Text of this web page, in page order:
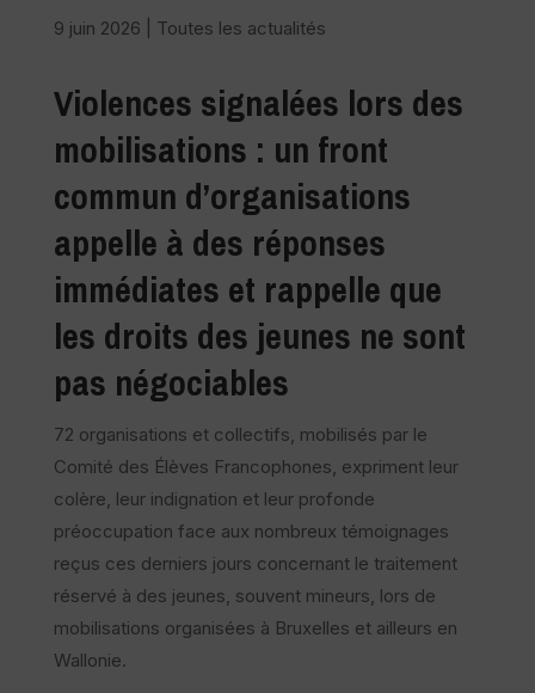
9 juin 2026 Toutes les actualités
Violences signalées lors des
mobilisations : un front
commun d’organisations
appelle à des réponses
immédiates et rappelle que
les droits des jeunes ne sont
pas négociables
72 organisations et collectifs, mobilisés par le
Comité des Élèves Francophones, expriment leur
colère, leur indignation et leur profonde
préoccupation face aux nombreux témoignages
reçus ces derniers jours concernant le traitement
réservé à des jeunes, souvent mineurs, lors de
mobilisations organisées à Bruxelles et ailleurs en
Wallonie.